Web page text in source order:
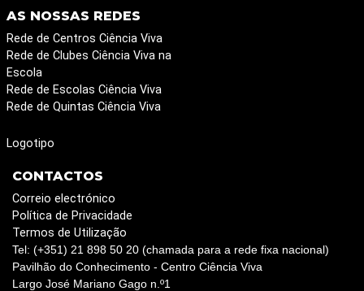
AS NOSSAS REDES
Rede de Centros Ciência Viva
Rede de Clubes Ciência Viva na
Escola
Rede de Escolas Ciência Viva
Rede de Quintas Ciência Viva
Logotipo
CONTACTOS
Correio electrónico
Política de Privacidade
Termos de Utilização
Tel: (+351) 21 898 50 20 (chamada para a rede fixa nacional)
Pavilhão do Conhecimento - Centro Ciência Viva
Largo José Mariano Gago n.º1